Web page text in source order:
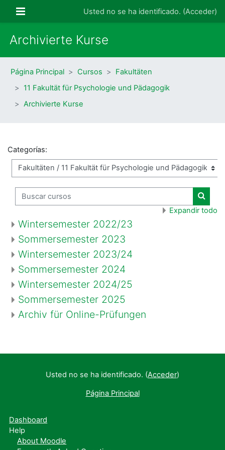
Panel lateralUsted no se ha identificado. (Acceder)
Archivierte Kurse
Página Principal Cursos
Fakultäten
11 Fakultät für Psychologie und Pädagogik
Archivierte Kurse
Categorías:
Buscar cursos
Expandir todo
Wintersemester 2022/23
Sommersemester 2023
Wintersemester 2023/24
Sommersemester 2024
Wintersemester 2024/25
Sommersemester 2025
Archiv für Online-Prüfungen
Usted no se ha identificado. (Acceder)
Página Principal
Dashboard
Help
About Moodle